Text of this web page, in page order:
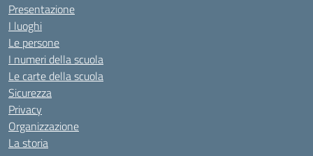
Presentazione
I luoghi
Le persone
I numeri della scuola
Le carte della scuola
Sicurezza
Privacy
Organizzazione
La storia